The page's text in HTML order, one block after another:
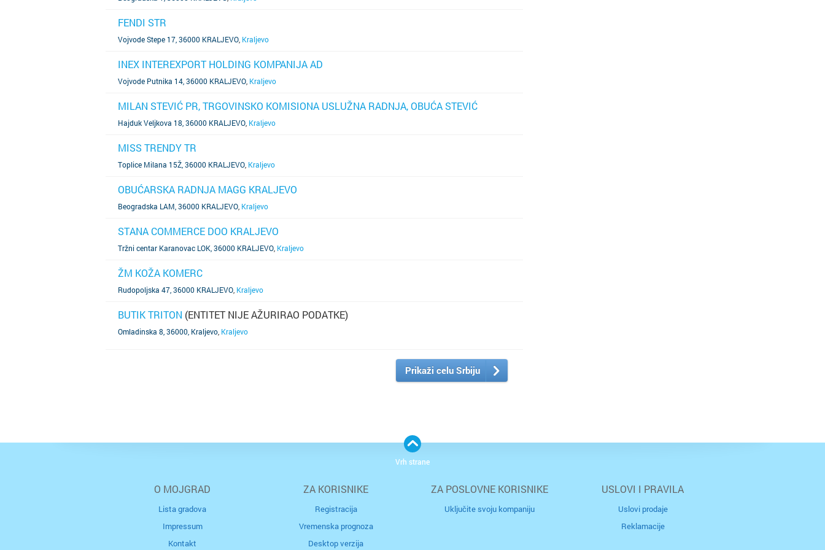
FENDI STR
Vojvode Stepe 17, 36000 KRALJEVO Kraljevo
INEX INTEREXPORT HOLDING KOMPANIJA AD
Vojvode Putnika 14, 36000 KRALJEVO Kraljevo
MILAN STEVIĆ PR, TRGOVINSKO KOMISIONA USLUŽNA RADNJA, OBUĆA STEVIĆ
Hajduk Veljkova 18, 36000 KRALJEVO Kraljevo
MISS TRENDY TR
Toplice Milana 15Ž, 36000 KRALJEVO Kraljevo
OBUĆARSKA RADNJA MAGG KRALJEVO
Beogradska LAM, 36000 KRALJEVO Kraljevo
STANA COMMERCE DOO KRALJEVO
Tržni centar Karanovac LOK, 36000 KRALJEVO Kraljevo
ŽM KOŽA KOMERC
Rudopoljska 47, 36000 KRALJEVO Kraljevo
BUTIK TRITON (ENTITET NIJE AŽURIRAO PODATKE)
Omladinska 8, 36000, Kraljevo Kraljevo
Prikaži celu Srbiju
O MOJGRAD
Lista gradova
Impressum
Kontakt
ZA KORISNIKE
Registracija
Vremenska prognoza
Desktop verzija
ZA POSLOVNE KORISNIKE
Uključite svoju kompaniju
USLOVI I PRAVILA
Uslovi prodaje
Reklamacije
Vrh strane